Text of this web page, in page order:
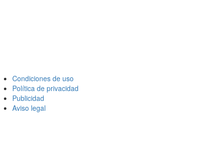
Condiciones de uso
Política de privacidad
Publicidad
Aviso legal